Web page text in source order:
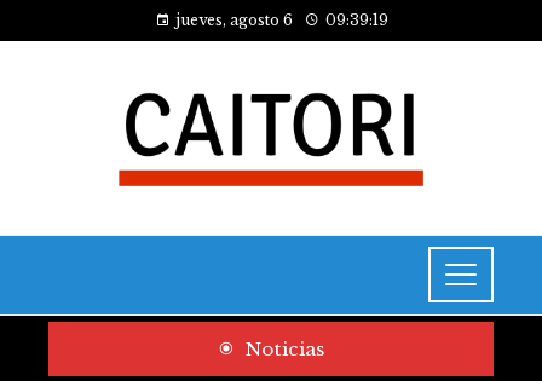
jueves, agosto 6 09:39:20
Noticias